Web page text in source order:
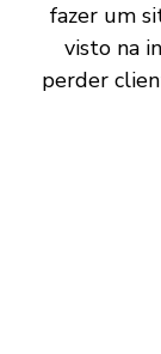
fazer um
visto na
perder